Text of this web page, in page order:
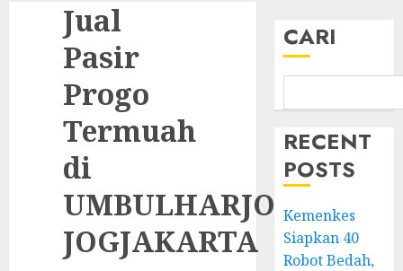
Jual
Pasir
Progo
Termuah
di
UMBULHARJO
JOGJAKARTA
CARI
RECENT
POSTS
Kemenkes
Siapkan 40
Robot Bedah,